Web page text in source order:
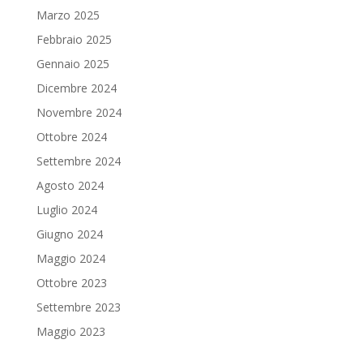
Marzo 2025
Febbraio 2025
Gennaio 2025
Dicembre 2024
Novembre 2024
Ottobre 2024
Settembre 2024
Agosto 2024
Luglio 2024
Giugno 2024
Maggio 2024
Ottobre 2023
Settembre 2023
Maggio 2023